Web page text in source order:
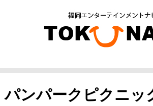
パンパークピクニッ